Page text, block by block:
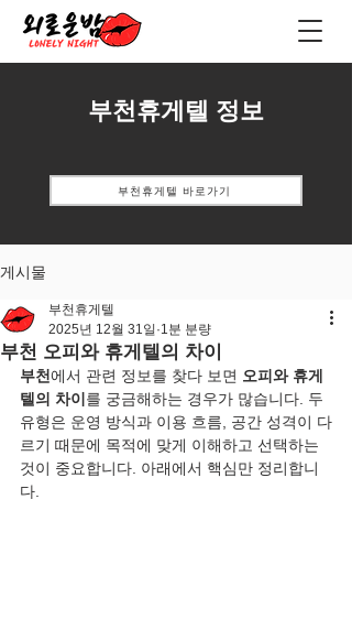
부천휴게텔 정보
부천휴게텔 바로가기
게시물
부천 오피와 휴게텔의 차이
부천휴게텔
2025년 12월 31일 1분 분량
부천에서 관련 정보를 찾다 보면 오피와 휴게
텔의 차이 를 궁금해하는 경우가 많습니다. 두
유형은 운영 방식과 이용 흐름, 공간 성격이 다
르기 때문에 목적에 맞게 이해하고 선택하는
것이 중요합니다. 아래에서 핵심만 정리합니
다.